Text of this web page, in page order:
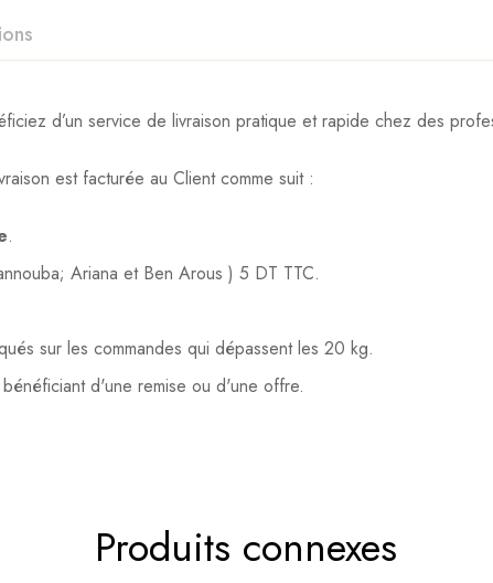
d’un service de livraison pratique et rapide chez des
est facturée au Client comme suit :
.
Ariana et Ben Arous ) 5 DT TTC.
sur les commandes qui dépassent les 20 kg.
d'une remise ou d'une offre.
Produits connexes